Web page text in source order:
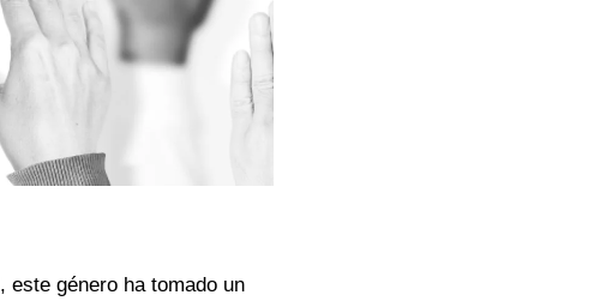
, este género ha tomado un